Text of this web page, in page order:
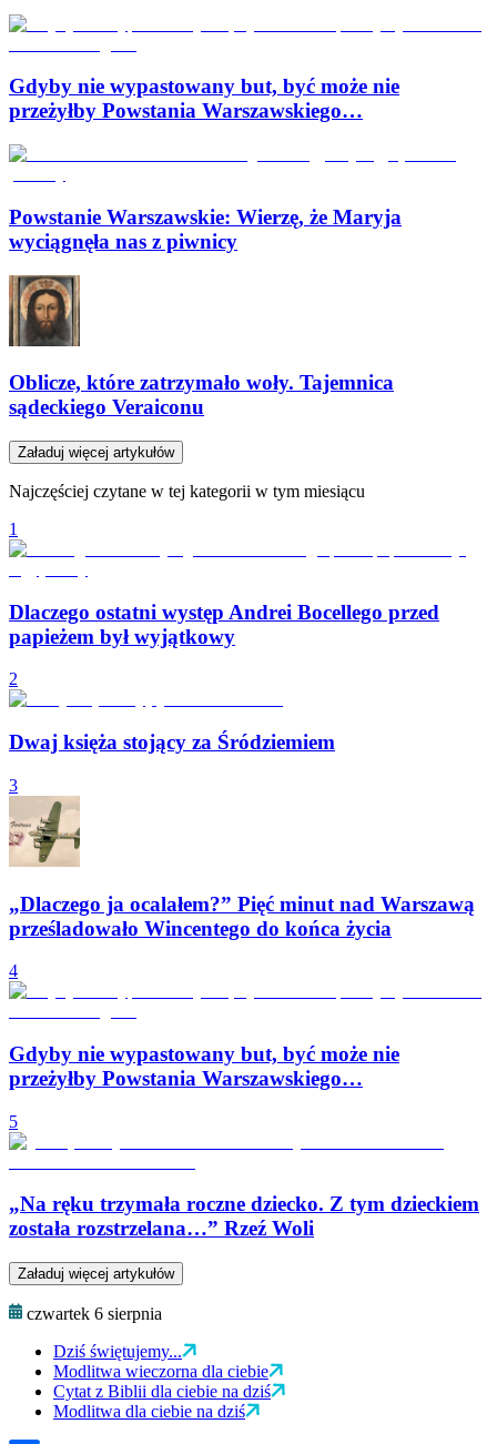
Gdyby nie wypastowany but, być może nie
przeżyłby Powstania Warszawskiego…
Powstanie Warszawskie: Wierzę, że Maryja
wyciągnęła nas z piwnicy
Oblicze, które zatrzymało woły. Tajemnica
sądeckiego Veraiconu
Załaduj więcej artykułów
Najczęściej czytane w tej kategorii w tym miesiącu
1
Dlaczego ostatni występ Andrei Bocellego przed
papieżem był wyjątkowy
2
Dwaj księża stojący za Śródziemiem
3
„Dlaczego ja ocalałem?” Pięć minut nad Warszawą
prześladowało Wincentego do końca życia
4
Gdyby nie wypastowany but, być może nie
przeżyłby Powstania Warszawskiego…
5
„Na ręku trzymała roczne dziecko. Z tym dzieckiem
została rozstrzelana…” Rzeź Woli
Załaduj więcej artykułów
czwartek 6 sierpnia
Dziś świętujemy...
Modlitwa wieczorna dla ciebie
Cytat z Biblii dla ciebie na dziś
Modlitwa dla ciebie na dziś